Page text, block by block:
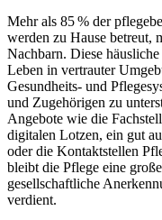
Mehr als 85 % der
werden zu Hause betreut,
Nachbarn. Diese
Leben in vertrauter
Gesundheits- und
und Zugehörigen zu
Angebote wie die
digitalen Lotzen, ein gut
oder die Kontaktstellen
bleibt die Pflege eine
gesellschaftliche
verdient.